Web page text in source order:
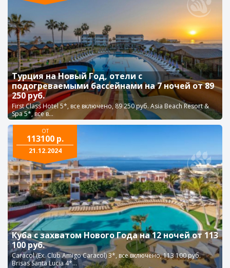
Турция на Новый Год, отели с
подогреваемыми бассейнами на 7 ночей от 89
250 руб.
First Class Hotel 5*, все включено, 89 250 руб. Asia Beach Resort &
Spa 5*, все в...
ОТ
113100 р.
21.12.2024
Куба с захватом Нового Года на 12 ночей от 113
100 руб.
Caracol (Ex. Club Amigo Caracol) 3*, все включено, 113 100 руб.
Brisas Santa Lucia 4*...